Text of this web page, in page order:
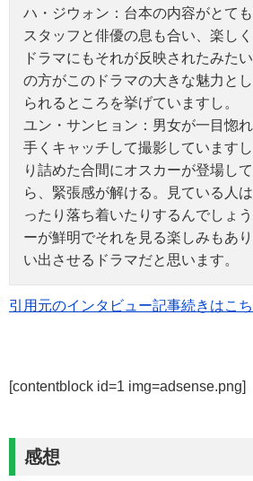
ハ・ジウォン：台本の内容がとて
スタッフと俳優の息も合い、楽し
ドラマにもそれが反映されたみた
の方がこのドラマの大きな魅力と
られるところを挙げていますし。
ユン・サンヒョン：男女が一目惚
手くキャッチして撮影しています
り詰めた合間にオスカーが登場し
ら、緊張感が解ける。見ている人
ったり落ち着いたりするんでしょ
ーが鮮明でそれを見る楽しみもあ
い出させるドラマだと思います。
引用元のインタビュー記事続きはこ
[contentblock id=1 img=adsense.png]
感想